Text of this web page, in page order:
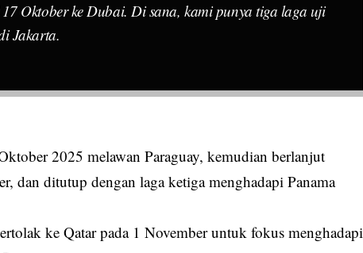
Oktober ke Dubai. Di sana, kami punya tiga laga uji
Jakarta.
2025 melawan Paraguay, kemudian berlanjut
dan ditutup dengan laga ketiga menghadapi Panama
ke Qatar pada 1 November untuk fokus menghadapi